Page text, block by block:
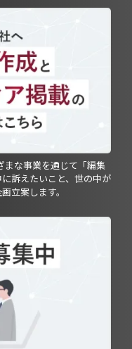
まな事業を通じて「編集
訴えたいこと、世の中が
立案します。